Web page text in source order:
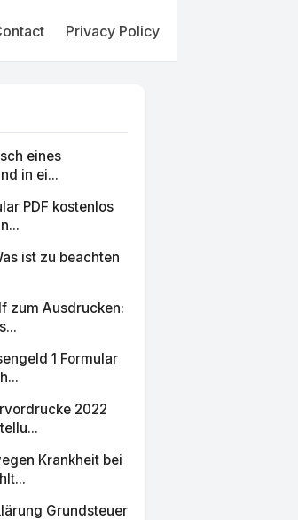
Privacy Policy
eines
in ei...
PDF kostenlos
ist zu beachten
zum Ausdrucken:
1 Formular
2022
Krankheit bei
Grundsteuer